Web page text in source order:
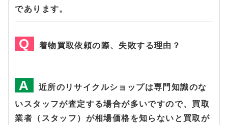
であります。
着物買取依頼の際、失敗する理由？
近所のリサイクルショップは専門知識のな
いスタッフが査定する場合が多いですので、買取
業者（スタッフ）が相場価格を知らないと買取が